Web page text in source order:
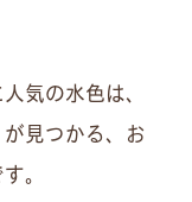
気の水色は、
見つかる、お
。